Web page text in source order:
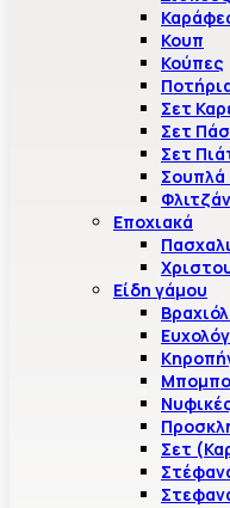
Κουπ
Κούπες
Σετ
Σετ
Σετ
Σουπλά
Εποχιακά
Είδη γάμου
Σετ